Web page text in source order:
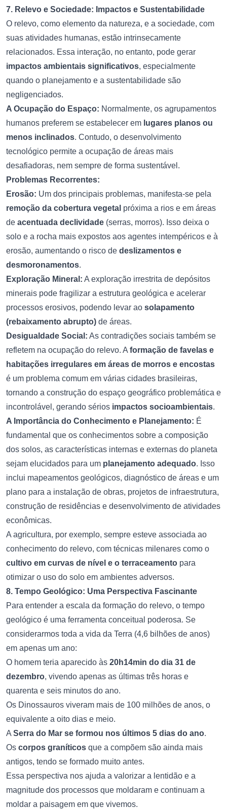
7. Relevo e Sociedade: Impactos e Sustentabilidade
O relevo, como elemento da natureza, e a sociedade, com
suas atividades humanas, estão intrinsecamente
relacionados. Essa interação, no entanto, pode gerar
impactos ambientais significativos, especialmente
quando o planejamento e a sustentabilidade são
negligenciados.
A Ocupação do Espaço: Normalmente, os agrupamentos
humanos preferem se estabelecer em lugares planos ou
menos inclinados. Contudo, o desenvolvimento
tecnológico permite a ocupação de áreas mais
desafiadoras, nem sempre de forma sustentável.
Problemas Recorrentes:
Erosão: Um dos principais problemas, manifesta-se pela
remoção da cobertura vegetal próxima a rios e em áreas
de acentuada declividade (serras, morros). Isso deixa o
solo e a rocha mais expostos aos agentes intempéricos e à
erosão, aumentando o risco de deslizamentos e
desmoronamentos.
Exploração Mineral: A exploração irrestrita de depósitos
minerais pode fragilizar a estrutura geológica e acelerar
processos erosivos, podendo levar ao solapamento
(rebaixamento abrupto) de áreas.
Desigualdade Social: As contradições sociais também se
refletem na ocupação do relevo. A formação de favelas e
habitações irregulares em áreas de morros e encostas
é um problema comum em várias cidades brasileiras,
tornando a construção do espaço geográfico problemática e
incontrolável, gerando sérios impactos socioambientais.
A Importância do Conhecimento e Planejamento: É
fundamental que os conhecimentos sobre a composição
dos solos, as características internas e externas do planeta
sejam elucidados para um planejamento adequado. Isso
inclui mapeamentos geológicos, diagnóstico de áreas e um
plano para a instalação de obras, projetos de infraestrutura,
construção de residências e desenvolvimento de atividades
econômicas.
A agricultura, por exemplo, sempre esteve associada ao
conhecimento do relevo, com técnicas milenares como o
cultivo em curvas de nível e o terraceamento para
otimizar o uso do solo em ambientes adversos.
8. Tempo Geológico: Uma Perspectiva Fascinante
Para entender a escala da formação do relevo, o tempo
geológico é uma ferramenta conceitual poderosa. Se
considerarmos toda a vida da Terra (4,6 bilhões de anos)
em apenas um ano:
O homem teria aparecido às 20h14min do dia 31 de
dezembro, vivendo apenas as últimas três horas e
quarenta e seis minutos do ano.
Os Dinossauros viveram mais de 100 milhões de anos, o
equivalente a oito dias e meio.
A Serra do Mar se formou nos últimos 5 dias do ano.
Os corpos graníticos que a compõem são ainda mais
antigos, tendo se formado muito antes.
Essa perspectiva nos ajuda a valorizar a lentidão e a
magnitude dos processos que moldaram e continuam a
moldar a paisagem em que vivemos.